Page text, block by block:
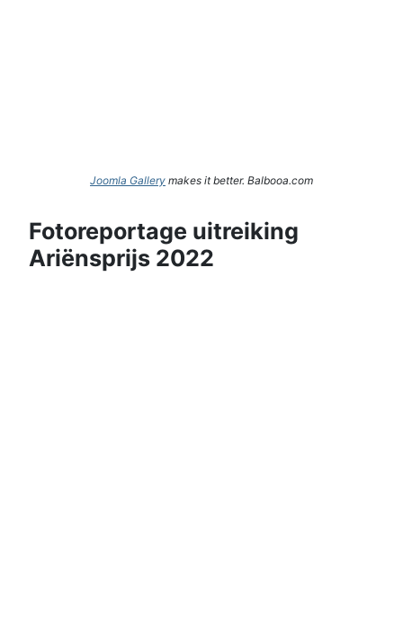
Joomla Gallery makes it better. Balbooa.com
Fotoreportage uitreiking
Ariënsprijs 2022